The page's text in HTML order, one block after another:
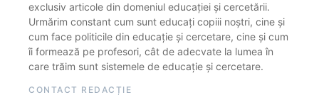
exclusiv articole din domeniul educației și cercetării.
Urmărim constant cum sunt educați copiii noștri, cine și
cum face politicile din educație și cercetare, cine și cum
îi formează pe profesori, cât de adecvate la lumea în
care trăim sunt sistemele de educație și cercetare.
CONTACT REDACȚIE